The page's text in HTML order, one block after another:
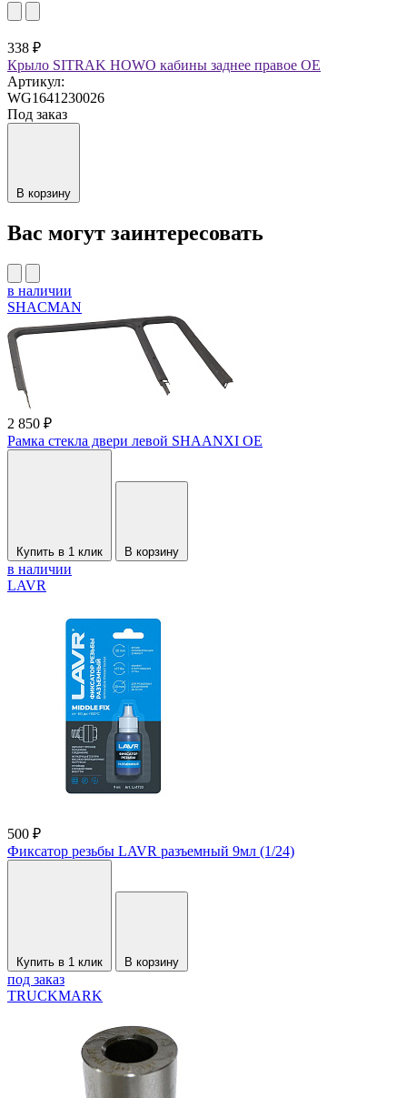
338 ₽
Крыло SITRAK HOWO кабины заднее правое OE
Артикул:
WG1641230026
Под заказ
В корзину
Вас могут заинтересовать
в наличии
SHACMAN
2 850 ₽
Рамка стекла двери левой SHAANXI OE
Купить в 1 клик В корзину
в наличии
LAVR
500 ₽
Фиксатор резьбы LAVR разъемный 9мл (1/24)
Купить в 1 клик В корзину
под заказ
TRUCKMARK